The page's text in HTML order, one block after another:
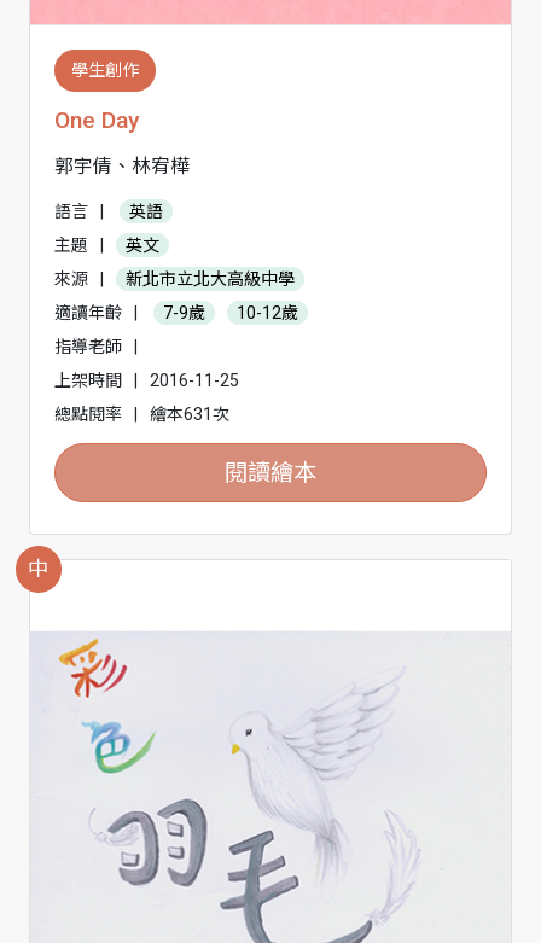
學生創作
One Day
郭宇倩、林宥樺
語言
英語
主題
英文
來源
新北市立北大高級中學
適讀年齡
7-9歲
10-12歲
指導老師
上架時間
2016-11-25
總點閱率
繪本631次
閱讀繪本
中